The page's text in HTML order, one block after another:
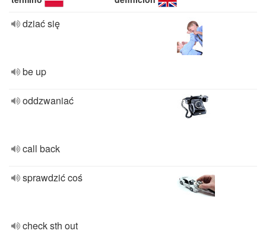
dziać się
be up
oddzwaniać
call back
sprawdzić coś
check sth out